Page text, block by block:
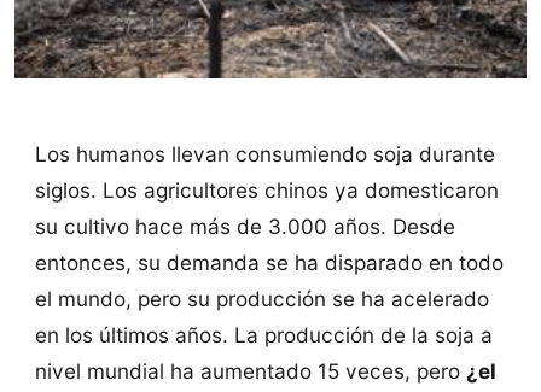
Los humanos llevan consumiendo soja durante
siglos. Los agricultores chinos ya domesticaron
su cultivo hace más de 3.000 años. Desde
entonces, su demanda se ha disparado en todo
el mundo, pero su producción se ha acelerado
en los últimos años. La producción de la soja a
nivel mundial ha aumentado 15 veces, pero ¿el